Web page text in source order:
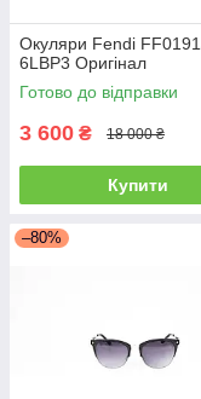
Окуляри Fendi
6LBP3 Оригінал
Готово до відправки
3 600 ₴ 18 000 ₴
Купити
–80%